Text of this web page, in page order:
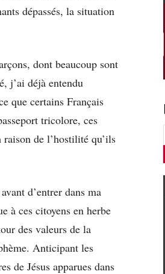
dépassés, la situation
dont beaucoup sont
j’ai déjà entendu
que certains Français
tricolore, ces
raison de l’hostilité qu’ils
d’entrer dans ma
à ces citoyens en herbe
des valeurs de la
Anticipant les
de Jésus apparues dans